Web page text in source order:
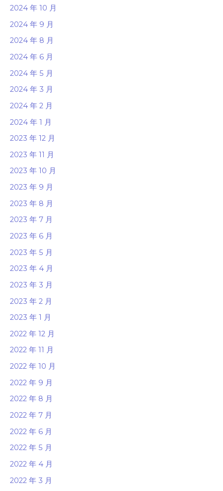
2024 年 10 月
2024 年 9 月
2024 年 8 月
2024 年 6 月
2024 年 5 月
2024 年 3 月
2024 年 2 月
2024 年 1 月
2023 年 12 月
2023 年 11 月
2023 年 10 月
2023 年 9 月
2023 年 8 月
2023 年 7 月
2023 年 6 月
2023 年 5 月
2023 年 4 月
2023 年 3 月
2023 年 2 月
2023 年 1 月
2022 年 12 月
2022 年 11 月
2022 年 10 月
2022 年 9 月
2022 年 8 月
2022 年 7 月
2022 年 6 月
2022 年 5 月
2022 年 4 月
2022 年 3 月